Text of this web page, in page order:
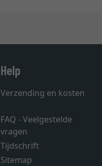
Help
Verzending en kosten
FAQ - Veelgestelde
vragen
Tijdschrift
Sitemap